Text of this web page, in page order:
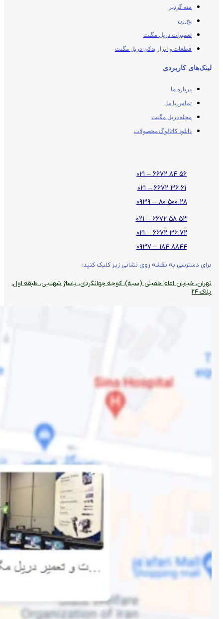
مته گردبر
پخ زن
تعمیرات دریل مگنت
قطعات و ابزار یدکی دریل مگنت
لینک‌های کاربردی
درباره ما
تماس با ما
مجله دریل مگنت
دانلود کاتالوگ محصولات
۵۶ ۸۴ ۶۶۷۲ – ۰۲۱
۶۱ ۳۶ ۶۶۷۲ – ۰۲۱
۲۸ ۵۰۰ ۸۰ – ۰۹۳۹
۵۳ ۵۸ ۶۶۷۲ – ۰۲۱
۷۲ ۳۶ ۶۶۷۲ – ۰۲۱
۸۸۴۴ ۱۸۴ – ۰۹۳۷
برای دسترسی به نقشه روی نشانی زیر کلیک کنید:
تهران، خیابان امام خمینی (سپه)، کوچه جهانگردی،‌ پاساژ شهلایی، طبقه اول،
پلاک ۲۴